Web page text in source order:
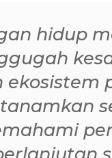
hidup